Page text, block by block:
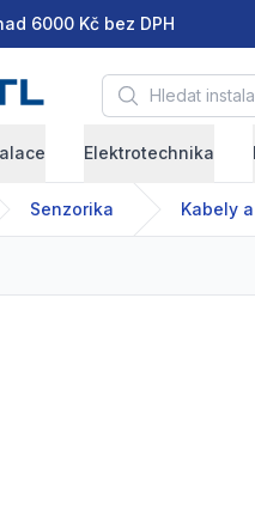
6000 Kč bez DPH
Hledat
Elektrotechnika
Senzorika Kabely